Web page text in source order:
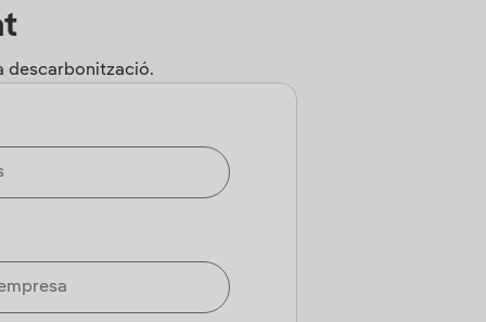
descarbonització.